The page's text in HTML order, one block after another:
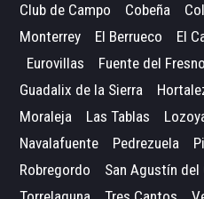
Club de Campo
Cobeña
Monterrey
El Berrueco El
Eurovillas
Fuente del Fresno
Guadalix de la Sierra
Moraleja
Las Tablas
Navalafuente
Pedrezuela
Robregordo
San Agustín del